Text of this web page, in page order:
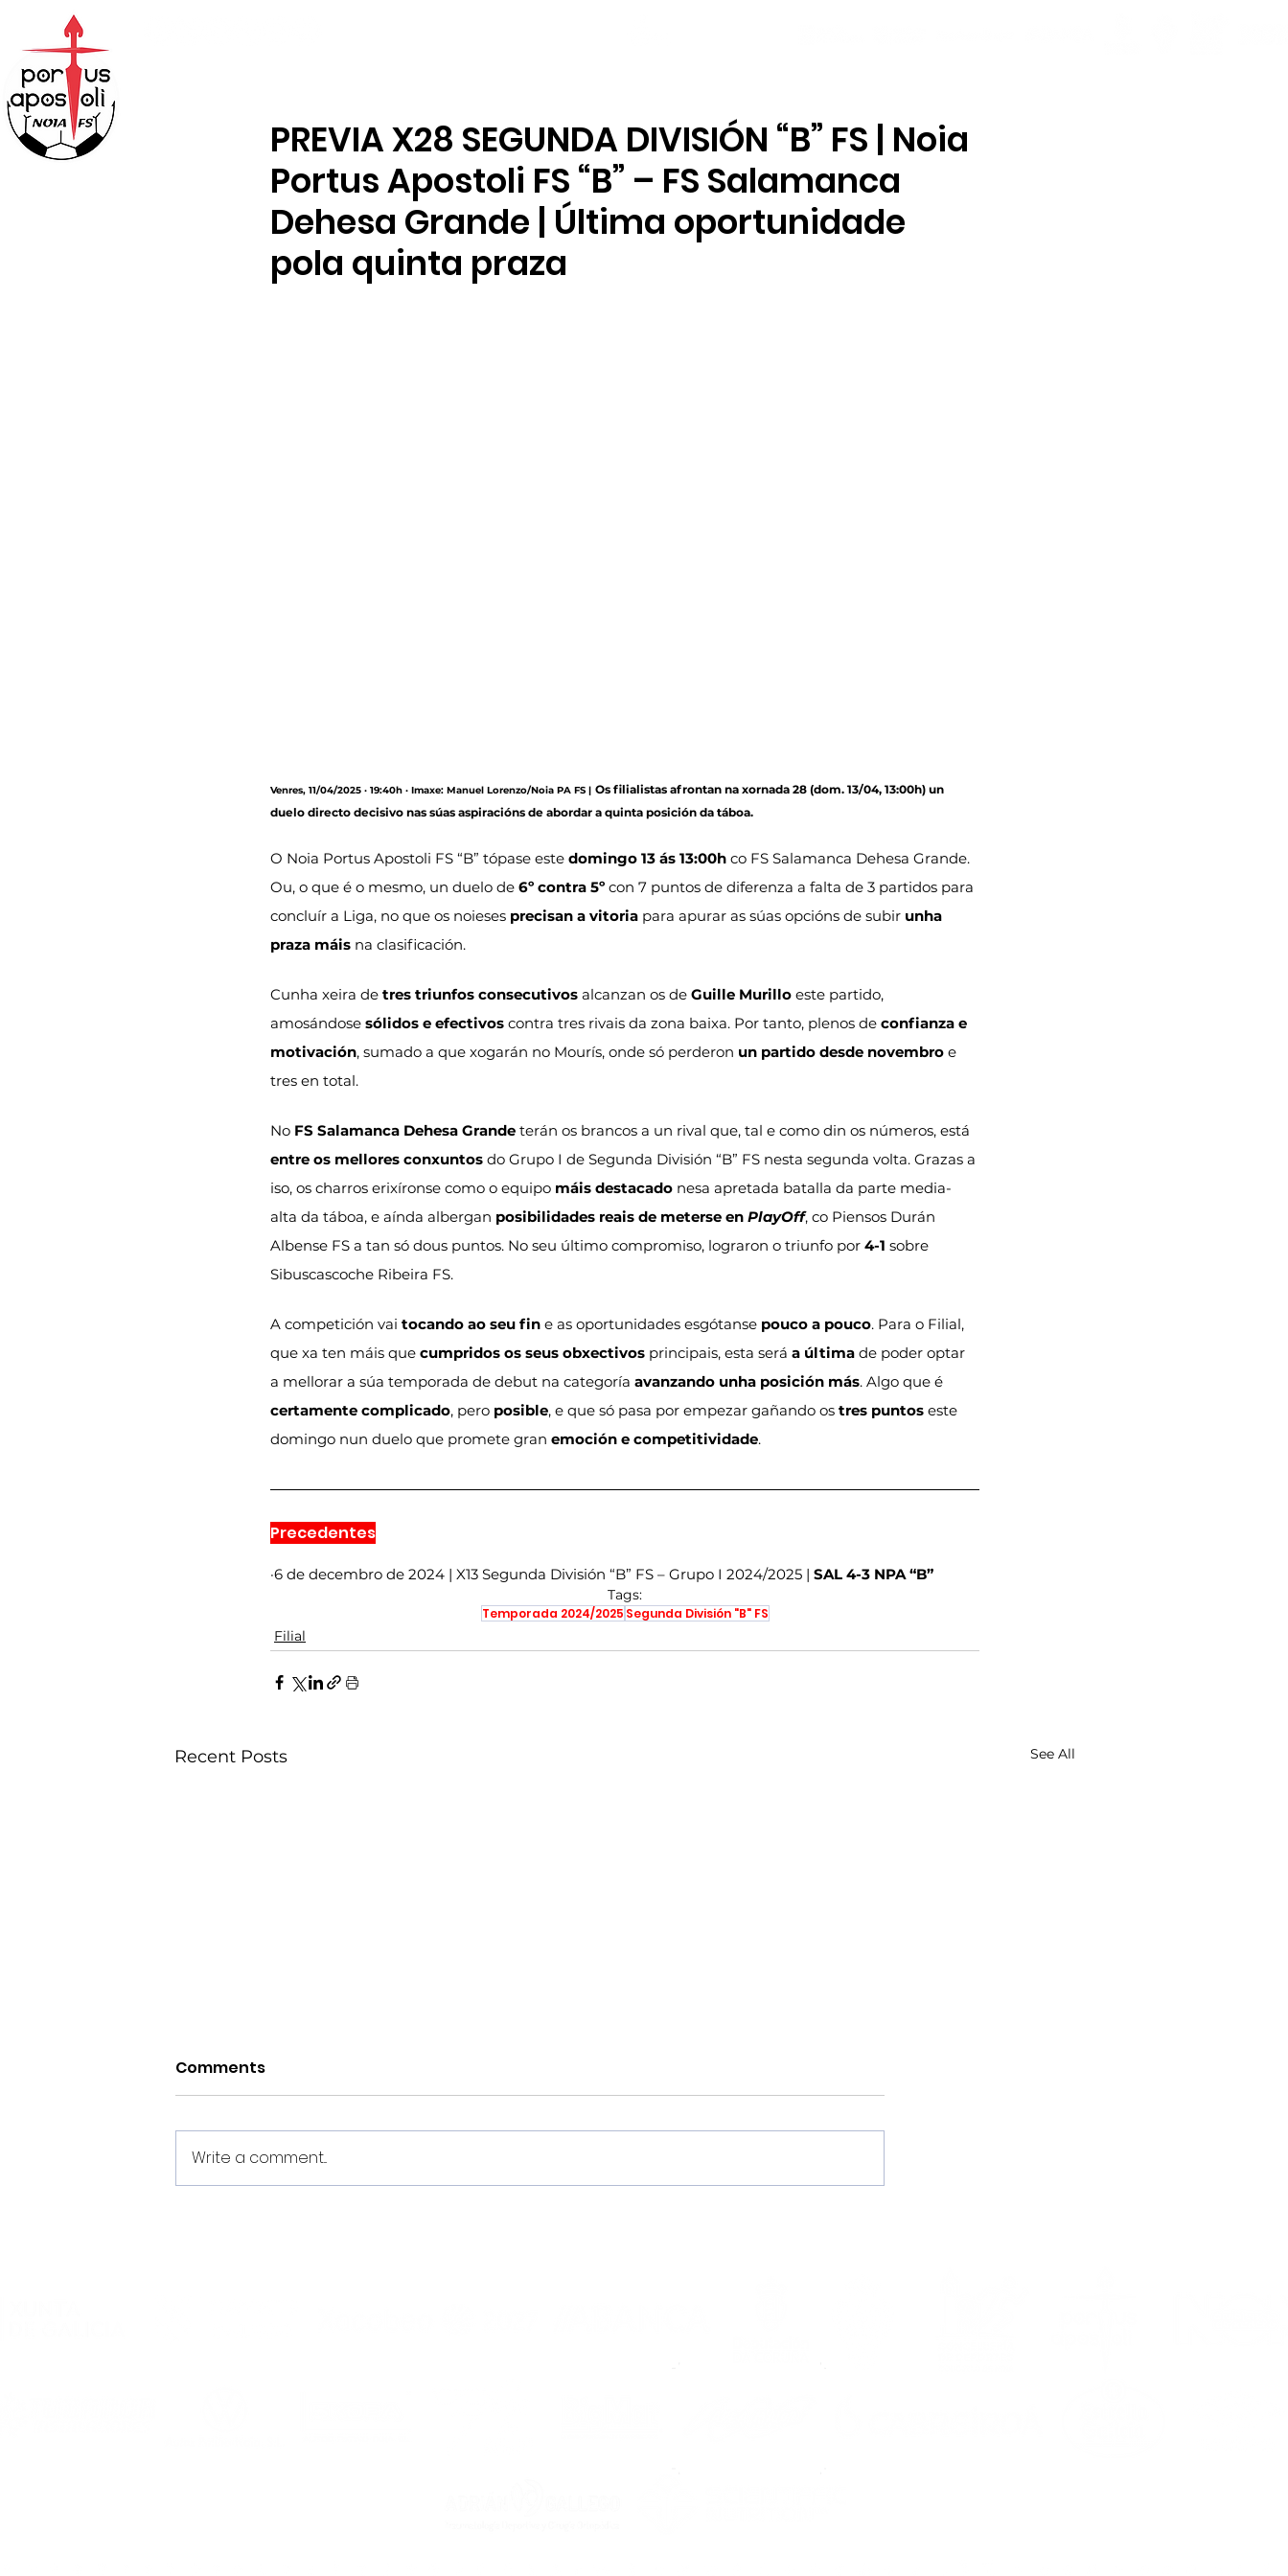
PREVIA X28 SEGUNDA DIVISIÓN “B” FS | Noia
Portus Apostoli FS “B” – FS Salamanca
Dehesa Grande | Última oportunidade
pola quinta praza
Venres, 11/04/2025 · 19:40h · Imaxe: Manuel Lorenzo/Noia PA FS | Os filialistas afrontan na xornada 28 (dom. 13/04, 13:00h) un
duelo directo decisivo nas súas aspiracións de abordar a quinta posición da táboa.
O Noia Portus Apostoli FS “B” tópase este domingo 13 ás 13:00h co FS Salamanca Dehesa Grande.
Ou, o que é o mesmo, un duelo de 6º contra 5º con 7 puntos de diferenza a falta de 3 partidos para
concluír a Liga, no que os noieses precisan a vitoria para apurar as súas opcións de subir unha
praza máis na clasificación.
Cunha xeira de tres triunfos consecutivos alcanzan os de Guille Murillo este partido,
amosándose sólidos e efectivos contra tres rivais da zona baixa. Por tanto, plenos de confianza e
motivación, sumado a que xogarán no Mourís, onde só perderon un partido desde novembro e
tres en total.
No FS Salamanca Dehesa Grande terán os brancos a un rival que, tal e como din os números, está
entre os mellores conxuntos do Grupo I de Segunda División “B” FS nesta segunda volta. Grazas a
iso, os charros erixíronse como o equipo máis destacado nesa apretada batalla da parte media-
alta da táboa, e aínda albergan posibilidades reais de meterse en PlayOff, co Piensos Durán
Albense FS a tan só dous puntos. No seu último compromiso, lograron o triunfo por 4-1 sobre
Sibuscascoche Ribeira FS.
A competición vai tocando ao seu fin e as oportunidades esgótanse pouco a pouco. Para o Filial,
que xa ten máis que cumpridos os seus obxectivos principais, esta será a última de poder optar
a mellorar a súa temporada de debut na categoría avanzando unha posición más. Algo que é
certamente complicado, pero posible, e que só pasa por empezar gañando os tres puntos este
domingo nun duelo que promete gran emoción e competitividade.
Precedentes
·6 de decembro de 2024 | X13 Segunda División “B” FS – Grupo I 2024/2025 | SAL 4-3 NPA “B”
Tags:
Temporada 2024/2025 Segunda División "B" FS
Filial
Recent Posts See All
Comments
Write a comment...